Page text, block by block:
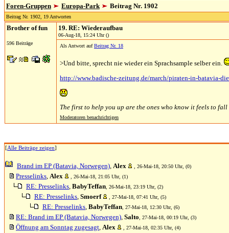
Foren-Gruppen Europa-Park Beitrag Nr. 1902
Beitrag Nr. 1902, 19 Antworten
Brother of fun
596 Beiträge
19. RE: Wiederaufbau
06-Aug-18, 15:24 Uhr ()
Als Antwort aufBeitrag Nr. 18
>Und bitte, sprecht nie wieder ein Sprachsample selber ein.
http://www.badische-zeitung.de/march/piraten-in-batavia-
The first to help you up are the ones who know it feels to fall
Moderatoren benachrichtigen
[Alle Beiträge zeigen]
Brand im EP (Batavia, Norwegen), Alex , 26-Mai-18, 20:50 Uhr, (0)
Presselinks, Alex , 26-Mai-18, 21:05 Uhr, (1)
RE: Presselinks, BabyTeffan , 26-Mai-18, 23:19 Uhr, (2)
RE: Presselinks, Smoerf , 27-Mai-18, 07:41 Uhr, (5)
RE: Presselinks, BabyTeffan , 27-Mai-18, 12:30 Uhr, (6)
RE: Brand im EP (Batavia, Norwegen), Salto , 27-Mai-18, 00:19 Uhr, (3)
Öffnung am Sonntag zugesagt, Alex , 27-Mai-18, 02:35 Uhr, (4)